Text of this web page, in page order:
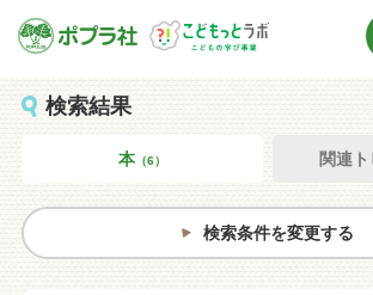
検索結果
本（6） 関連
検索条件を変更する